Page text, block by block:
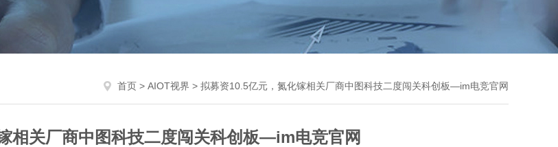
首页 > AIOT视界 > 拟募资10.5亿元，氮化镓相关厂商中图科技二度闯关科创板—im电竞官网
相关厂商中图科技二度闯关科创板—im电竞官网